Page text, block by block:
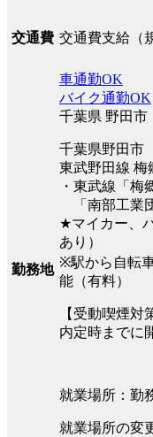
交通費 交通費支給（
勤務地
車通勤OK
バイク通勤OK
千葉県 野田市
千葉県野田市
東武野田線 梅
・東武線「梅
「南部工業
★マイカー、
あり）
※駅から自転
能（有料）
【受動喫煙対
内定時までに
就業場所：勤
就業場所の変